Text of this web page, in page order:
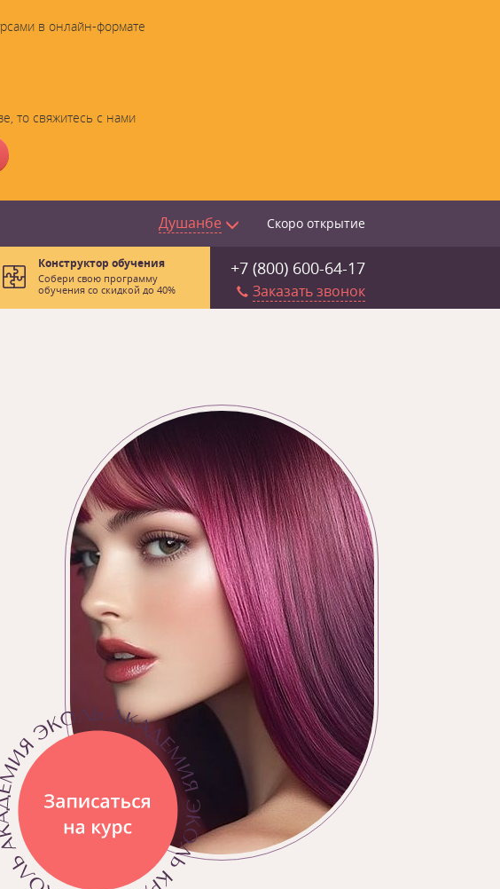
в онлайн-формате
то свяжитесь с нами
Душанбе Скоро открытие
+7 (800) 600-64-17
Заказать звонок
Конструктор обучения
Собери свою программу
обучения со скидкой до 40%